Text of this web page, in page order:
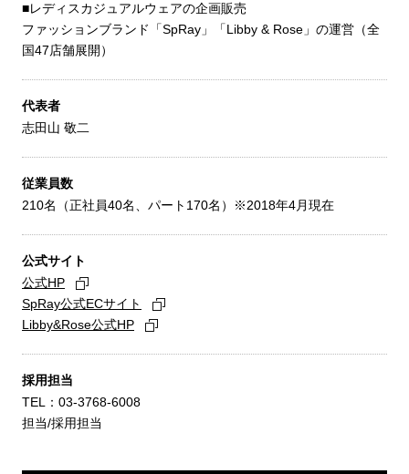
■レディスカジュアルウェアの企画販売
ファッションブランド「SpRay」「Libby & Rose」の運営（全
国47店舗展開）
代表者
志田山 敬二
従業員数
210名（正社員40名、パート170名）※2018年4月現在
公式サイト
公式HP
SpRay公式ECサイト
Libby&Rose公式HP
採用担当
TEL：03-3768-6008
担当/採用担当